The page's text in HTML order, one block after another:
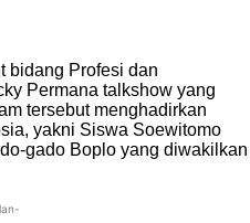
bidang Profesi dan
Permana talkshow yang
tersebut menghadirkan
yakni Siswa Soewitomo
gado Boplo yang diwakilkan